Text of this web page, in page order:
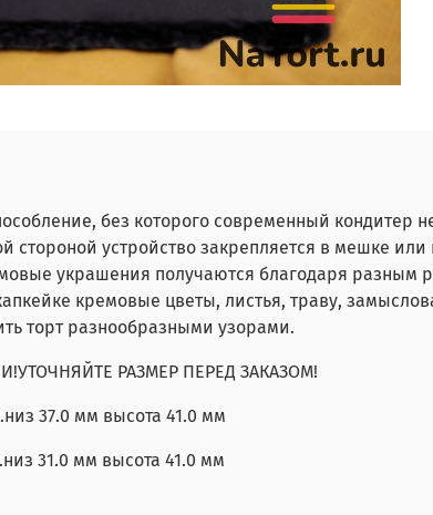
без которого современный
стороной устройство закрепляется в мешке
украшения получаются благодаря
кремовые цветы, листья, траву,
торт разнообразными узорами.
РАЗМЕР ПЕРЕД ЗАКАЗОМ!
37.0 мм высота 41.0 мм
31.0 мм высота 41.0 мм